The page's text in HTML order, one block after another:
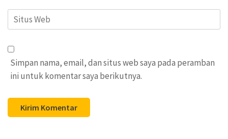
Situs
Web
Simpan nama, email, dan situs web saya pada peramban
ini untuk komentar saya berikutnya.